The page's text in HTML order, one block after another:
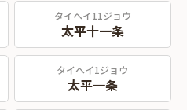
タイヘイ11ジョウ
太平十一条
タイヘイ1ジョウ
太平一条